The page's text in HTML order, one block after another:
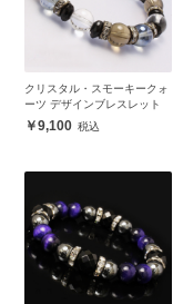
クリスタル・スモーキークォ
ーツ デザインブレスレット
9,100